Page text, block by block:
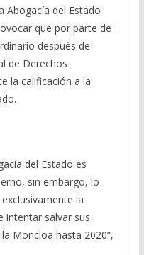
Abogacía del Estado
que por parte de
después de
de Derechos
la calificación a la
del Estado es
sin embargo, lo
la
intentar salvar sus
Moncloa hasta 2020”,